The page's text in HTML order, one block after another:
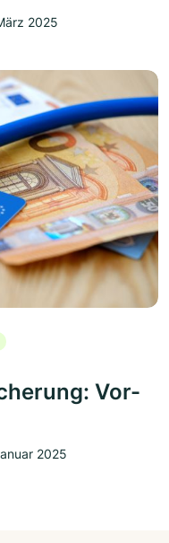
2025
Vor-
2025